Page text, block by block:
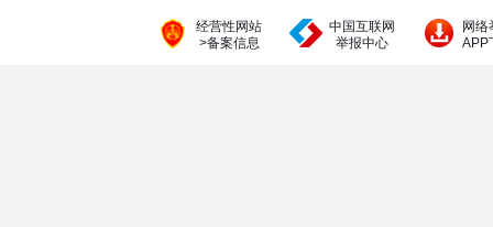
经营性网站
>备案信息
中国互联网
举报中心
网络
APP